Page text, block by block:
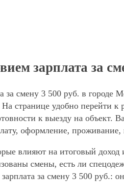
зарплата за
за смену 3 500 руб. в
странице удобно перейти
к выезду на объект.
оформление,
влияют на итоговый
смены, есть ли
за смену 3 500 руб.: